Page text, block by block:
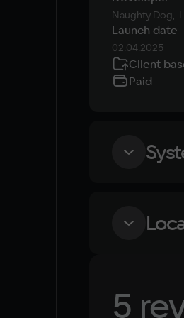
Naughty Dog,
Launch date
02.04.2025
Client
Paid
Processor
Intel Core i3-
Russian
5